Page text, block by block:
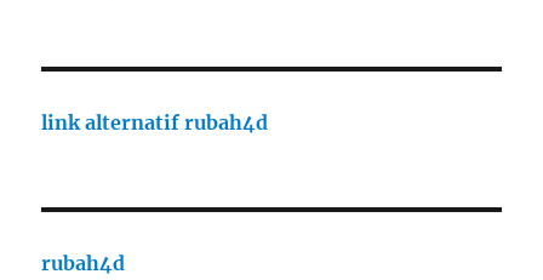
link alternatif rubah4d
rubah4d